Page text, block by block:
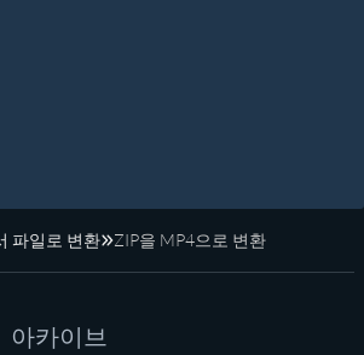
파일로 변환 ZIP을 MP4으로 변환
아카이브